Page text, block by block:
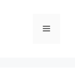
Menü